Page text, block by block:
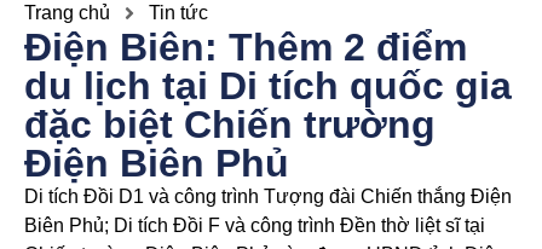
Trang chủ Tin tức
Điện Biên: Thêm 2 điểm
du lịch tại Di tích quốc gia
đặc biệt Chiến trường
Điện Biên Phủ
Di tích Đồi D1 và công trình Tượng đài Chiến thắng Điện
Biên Phủ; Di tích Đồi F và công trình Đền thờ liệt sĩ tại